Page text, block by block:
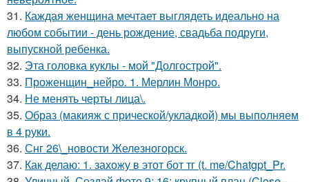
31. Каждая женщина мечтает выглядеть идеально на
любом событии - день рождение, свадьба подруги,
выпускной ребенка.
32. Эта головка куклы - мой "Долгострой".
33. Проженщин_нейро. 1. Мерлин Монро.
34. Не менять черты лица\.
35. Образ (макияж с прической/укладкой) мы выполняем
в 4 руки.
36. Снг 26\_новости Железногорск.
37. Как делаю: 1. захожу в этот бот тг (t. me/Chatgpt_Pr.